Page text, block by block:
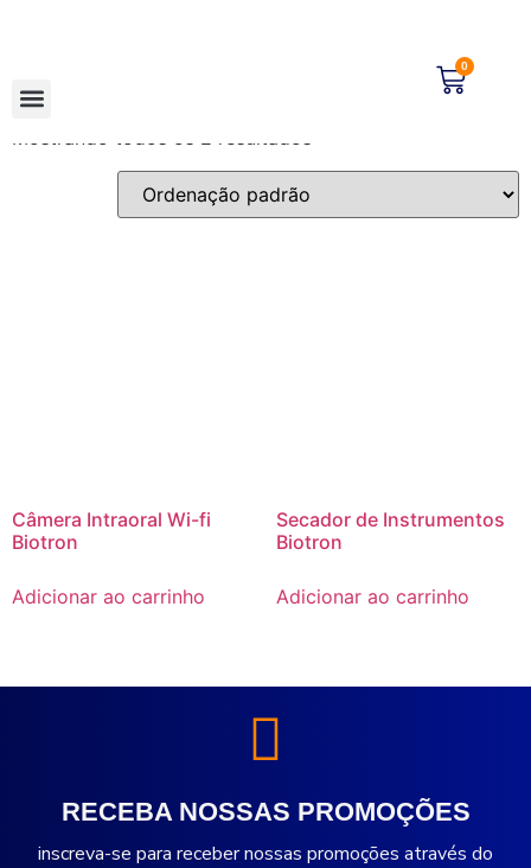
0
Biotron
Mostrando todos os 2 resultados
Câmera Intraoral Wi-fi
Biotron
Adicionar ao carrinho
Secador de Instrumentos
Biotron
Adicionar ao carrinho
RECEBA NOSSAS PROMOÇÕES
inscreva-se para receber nossas promoções através do